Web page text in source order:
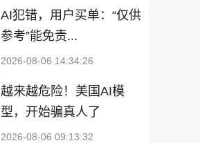
AI犯错，用户买单：“仅供
参考”能免责...
2026-08-06 14:34:26
越来越危险！美国AI模
型，开始骗真人了
2026-08-06 09:13:32